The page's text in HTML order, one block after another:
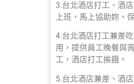
3.台北酒店打工、酒
上班，馬上協助妳，
4.台北酒店打工兼差
用，提供員工晚餐與
工，酒店打工挨餓。
5.台北酒店兼差、酒